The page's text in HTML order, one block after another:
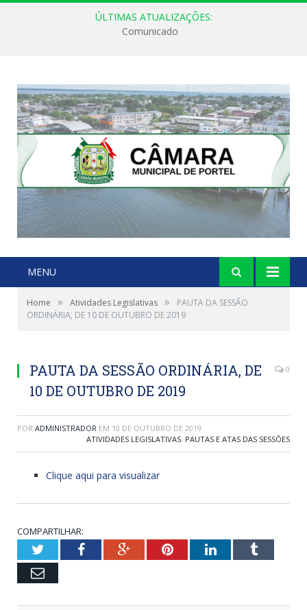
ÚLTIMAS ATUALIZAÇÕES:
Comunicado
MENU
Home » Atividades Legislativas »
PAUTA DA SESSÃO
ORDINÁRIA, DE 10 DE OUTUBRO DE 2019
PAUTA DA SESSÃO ORDINÁRIA, DE
10 DE OUTUBRO DE 2019
0
POR ADMINISTRADOR EM 10 DE OUTUBRO DE 2019
ATIVIDADES LEGISLATIVAS, PAUTAS E ATAS DAS SESSÕES
Clique aqui para visualizar
COMPARTILHAR:
TwitterFacebookGoogle+PinterestLinkedInTumblr
Email